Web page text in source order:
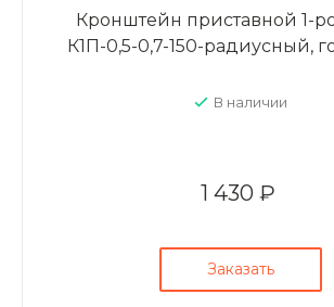
Кронштейн приставной 1-
К1П-0,5-0,7-150-радиусный,
В наличии
1 430 ₽
Заказать